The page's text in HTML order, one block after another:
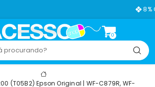
0
(T05B2) Epson Original | WF-C879R, WF-